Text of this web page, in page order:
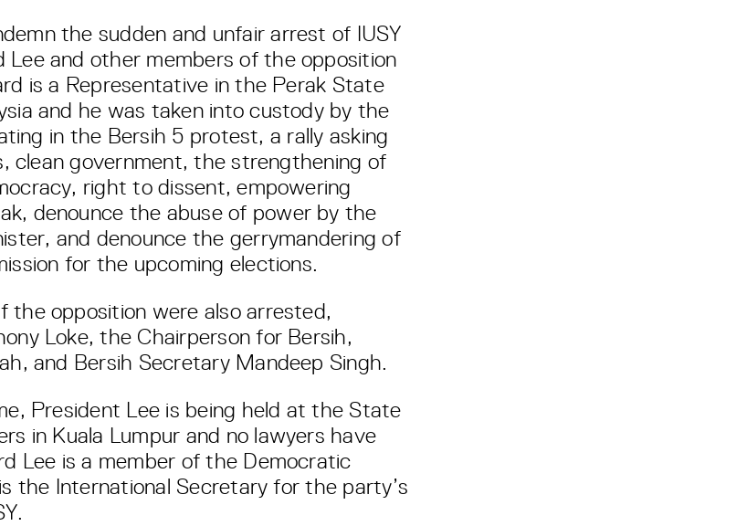
the sudden and unfair arrest of IUSY
Lee and other members of the opposition
is a Representative in the Perak State
and he was taken into custody by the
in the Bersih 5 protest, a rally asking
clean government, the strengthening of
right to dissent, empowering
denounce the abuse of power by the
and denounce the gerrymandering of
for the upcoming elections.
the opposition were also arrested,
Loke, the Chairperson for Bersih,
and Bersih Secretary Mandeep Singh.
President Lee is being held at the State
in Kuala Lumpur and no lawyers have
Lee is a member of the Democratic
the International Secretary for the party’s